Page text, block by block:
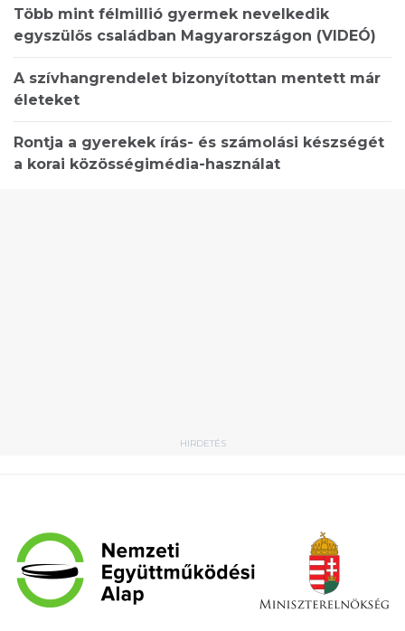
Több mint félmillió gyermek nevelkedik
egyszülős családban Magyarországon (VIDEÓ)
A szívhangrendelet bizonyítottan mentett már
életeket
Rontja a gyerekek írás- és számolási készségét
a korai közösségimédia-használat
HIRDETÉS